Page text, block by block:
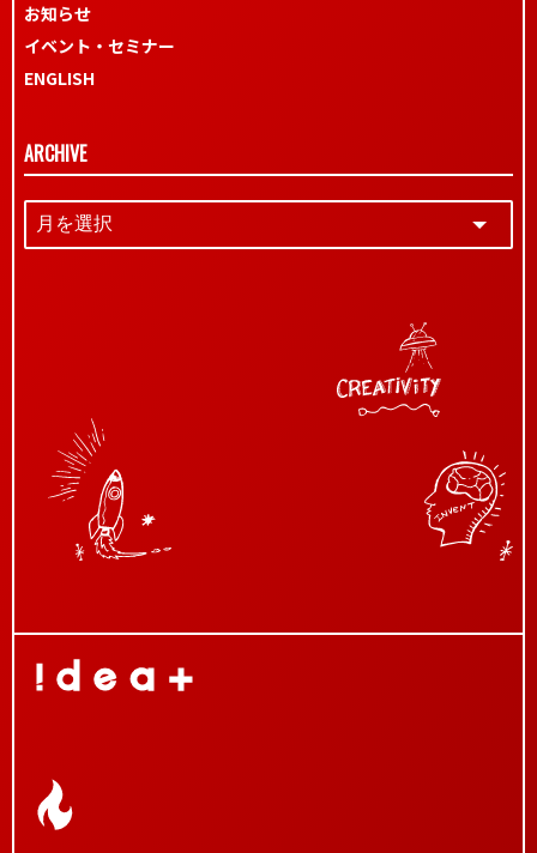
お知らせ
イベント・セミナー
ENGLISH
ARCHIVE